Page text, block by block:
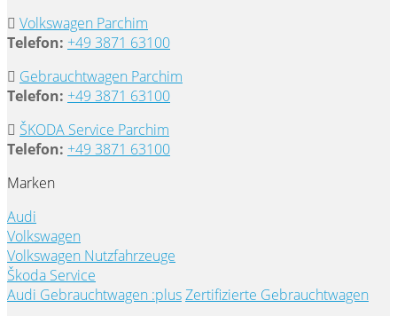
Volkswagen Parchim
Telefon: +49 3871 63100
Gebrauchtwagen Parchim
Telefon: +49 3871 63100
ŠKODA Service Parchim
Telefon: +49 3871 63100
Marken
Audi
Volkswagen
Volkswagen Nutzfahrzeuge
Škoda Service
Audi Gebrauchtwagen :plusZertifizierte Gebrauchtwagen